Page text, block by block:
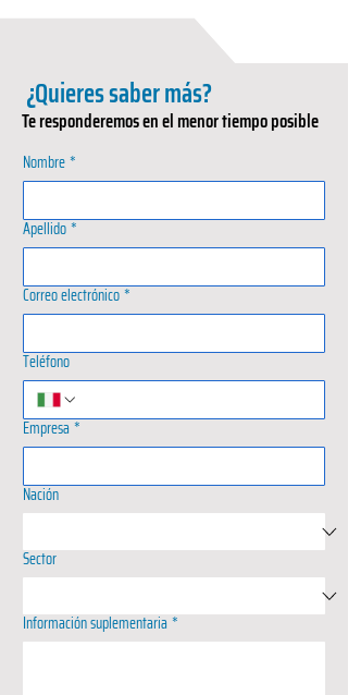
¿Quieres saber más?
Te responderemos en el menor tiempo posible
Nombre*
Apellido*
Correo electrónico*
Teléfono
Empresa*
Nación
Sector
Información suplementaria*